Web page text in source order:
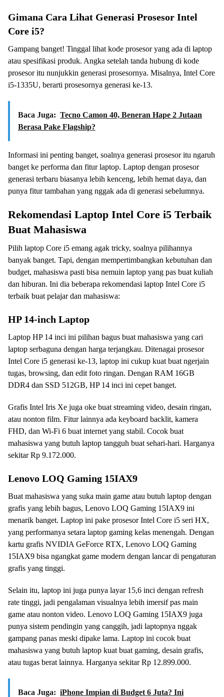
Gimana Cara Lihat Generasi Prosesor Intel
Core i5?
Gampang banget! Tinggal lihat kode prosesor yang ada di laptop
atau spesifikasi produk. Angka setelah tanda hubung di kode
prosesor itu nunjukkin generasi prosesornya. Misalnya, Intel Core
i5-1335U, berarti prosesornya generasi ke-13.
Baca Juga: Tecno Camon 40, Beneran Hape 2 Jutaan
Berasa Pake Flagship?
Informasi ini penting banget, soalnya generasi prosesor itu ngaruh
banget ke performa dan fitur laptop. Laptop dengan prosesor
generasi terbaru biasanya lebih kenceng, lebih hemat daya, dan
punya fitur tambahan yang nggak ada di generasi sebelumnya.
Rekomendasi Laptop Intel Core i5 Terbaik
Buat Mahasiswa
Pilih laptop Core i5 emang agak tricky, soalnya pilihannya
banyak banget. Tapi, dengan mempertimbangkan kebutuhan dan
budget, mahasiswa pasti bisa nemuin laptop yang pas buat kuliah
dan hiburan. Ini dia beberapa rekomendasi laptop Intel Core i5
terbaik buat pelajar dan mahasiswa:
HP 14-inch Laptop
Laptop HP 14 inci ini pilihan bagus buat mahasiswa yang cari
laptop serbaguna dengan harga terjangkau. Ditenagai prosesor
Intel Core i5 generasi ke-13, laptop ini cukup kuat buat ngerjain
tugas, browsing, dan edit foto ringan. Dengan RAM 16GB
DDR4 dan SSD 512GB, HP 14 inci ini cepet banget.
Grafis Intel Iris Xe juga oke buat streaming video, desain ringan,
atau nonton film. Fitur lainnya ada keyboard backlit, kamera
FHD, dan Wi-Fi 6 buat internet yang stabil. Cocok buat
mahasiswa yang butuh laptop tangguh buat sehari-hari. Harganya
sekitar Rp 9.172.000.
Lenovo LOQ Gaming 15IAX9
Buat mahasiswa yang suka main game atau butuh laptop dengan
grafis yang lebih bagus, Lenovo LOQ Gaming 15IAX9 ini
menarik banget. Laptop ini pake prosesor Intel Core i5 seri HX,
yang performanya setara laptop gaming kelas menengah. Dengan
kartu grafis NVIDIA GeForce RTX, Lenovo LOQ Gaming
15IAX9 bisa ngangkat game modern dengan lancar di pengaturan
grafis yang tinggi.
Selain itu, laptop ini juga punya layar 15,6 inci dengan refresh
rate tinggi, jadi pengalaman visualnya lebih imersif pas main
game atau nonton video. Lenovo LOQ Gaming 15IAX9 juga
punya sistem pendingin yang canggih, jadi laptopnya nggak
gampang panas meski dipake lama. Laptop ini cocok buat
mahasiswa yang butuh laptop kuat buat gaming, desain grafis,
atau tugas berat lainnya. Harganya sekitar Rp 12.899.000.
Baca Juga: iPhone Impian di Budget 6 Juta? Ini